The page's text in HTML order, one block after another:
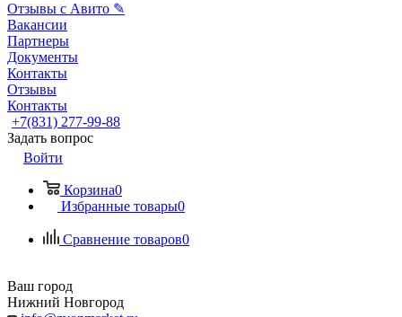
Отзывы с Авито ✎
Вакансии
Партнеры
Документы
Контакты
Отзывы
Контакты
+7(831) 277-99-88
Задать вопрос
Войти
Корзина0
Избранные товары0
Сравнение товаров0
Ваш город
Нижний Новгород